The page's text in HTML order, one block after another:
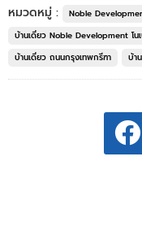
หมวดหมู่ :
Noble
บ้านเดี่ยว Noble Development โน
บ้านเดี่ยว ถนนกรุงเทพกรีฑา
บ้า